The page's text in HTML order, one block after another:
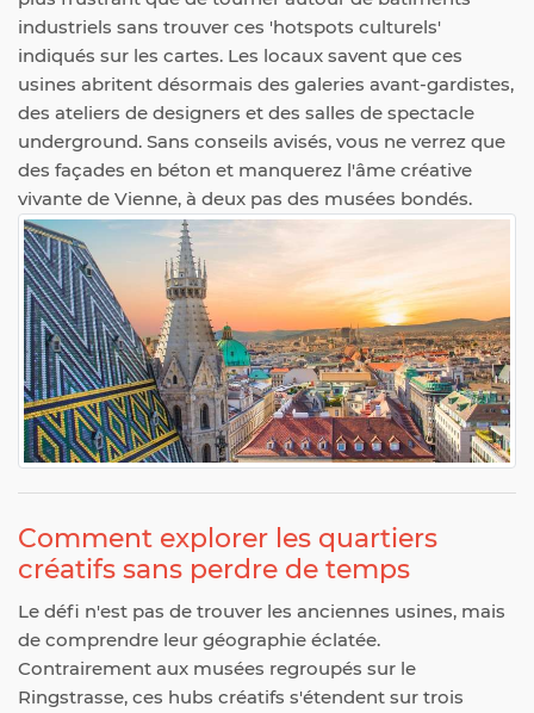
industriels sans trouver ces 'hotspots culturels'
indiqués sur les cartes. Les locaux savent que ces
usines abritent désormais des galeries avant-gardistes,
des ateliers de designers et des salles de spectacle
underground. Sans conseils avisés, vous ne verrez que
des façades en béton et manquerez l'âme créative
vivante de Vienne, à deux pas des musées bondés.
Comment explorer les quartiers
créatifs sans perdre de temps
Le défi n'est pas de trouver les anciennes usines, mais
de comprendre leur géographie éclatée.
Contrairement aux musées regroupés sur le
Ringstrasse, ces hubs créatifs s'étendent sur trois